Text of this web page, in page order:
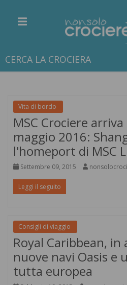
CERCA LA CROCIERA
Vita di bordo
MSC Crociere
maggio 2016:
l'homeport di MSC
Settembre 09, 2015
Leggi il seguito
Consigli di viaggio
Royal Caribbean, in
nuove navi Oasis e
tutta europea